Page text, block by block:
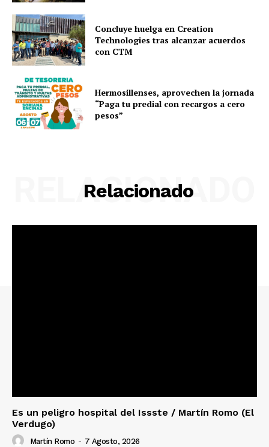
Concluye huelga en Creation
Technologies tras alcanzar acuerdos
con CTM
Hermosillenses, aprovechen la jornada
“Paga tu predial con recargos a cero
pesos”
Relacionado
RELACIONADO
Es un peligro hospital del Issste / Martín Romo (El
Verdugo)
Martín Romo - 7 Agosto, 2026